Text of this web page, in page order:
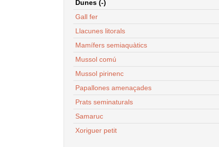
Dunes (-)
Gall fer
Llacunes litorals
Mamífers semiaquàtics
Mussol comú
Mussol pirinenc
Papallones amenaçades
Prats seminaturals
Samaruc
Xoriguer petit